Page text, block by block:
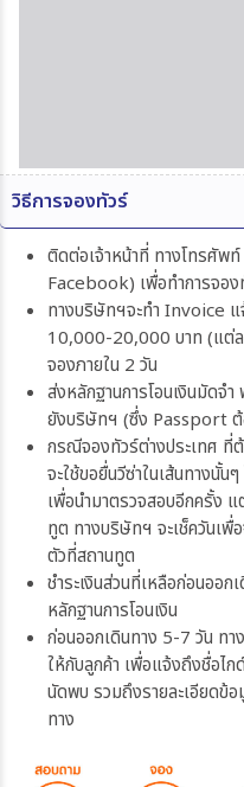
วิธีการจองทัวร์
ติดต่อเจ้าหน้าที่ ทางโทรศัพ
Facebook) เพื่อทำการจอ
ทางบริษัทฯจะทำ Invoice แ
10,000-20,000 บาท (แต่ล
จองภายใน 2 วัน
ส่งหลักฐานการโอนเงินมัดจ
ยังบริษัทฯ (ซึ่ง Passport ต้
กรณีจองทัวร์ต่างประเทศ ที่
จะใช้ขอยื่นวีซ่าในเส้นทางนั้
เพื่อนำมาตรวจสอบอีกครั้ง
ทูต ทางบริษัทฯ จะเช็ควันเพื่
ตัวที่สถานทูต
ชำระเงินส่วนที่เหลือก่อนออ
หลักฐานการโอนเงิน
ก่อนออกเดินทาง 5-7 วัน ทา
ให้กับลูกค้า เพื่อแจ้งถึงชื่อไ
นัดพบ รวมถึงรายละเอียดข้
ทาง